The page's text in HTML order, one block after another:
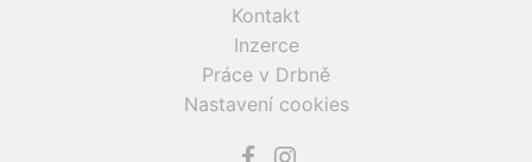
Kontakt
Inzerce
Práce v Drbně
Nastavení cookies